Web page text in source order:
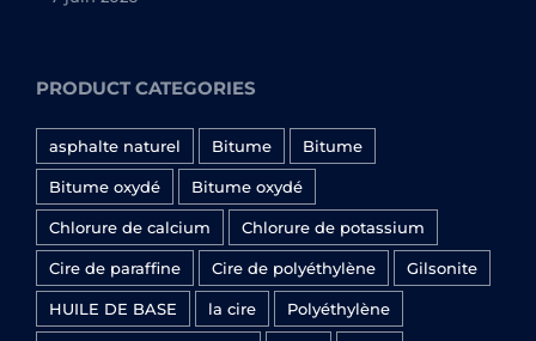
PRODUCT CATEGORIES
asphalte naturel Bitume Bitume
Bitume oxydé Bitume oxydé
Chlorure de calcium Chlorure de potassium
Cire de paraffine Cire de polyéthylène Gilsonite
HUILE DE BASE la cire Polyéthylène